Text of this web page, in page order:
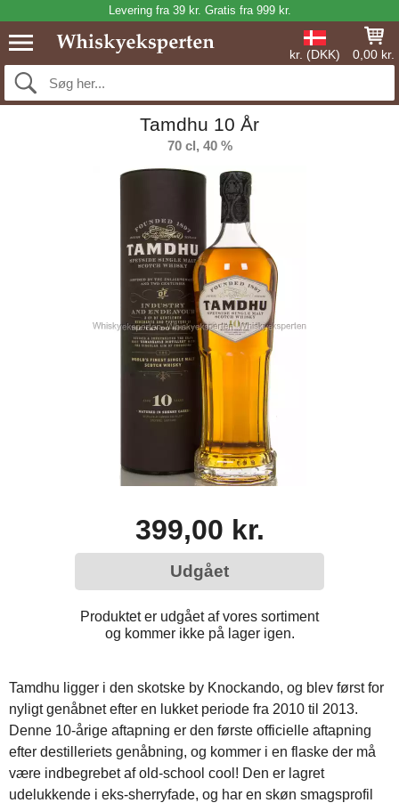
Levering fra 39 kr. Gratis fra 999 kr.
kr. (DKK) 0,00 kr.
Tamdhu 10 År
70 cl, 40 %
399,00 kr.
Udgået
Produktet er udgået af vores sortiment
og kommer ikke på lager igen.
Tamdhu ligger i den skotske by Knockando, og blev først for
nyligt genåbnet efter en lukket periode fra 2010 til 2013.
Denne 10-årige aftapning er den første officielle aftapning
efter destilleriets genåbning, og kommer i en flaske der må
være indbegrebet af old-school cool! Den er lagret
udelukkende i eks-sherryfade, og har en skøn smagsprofil